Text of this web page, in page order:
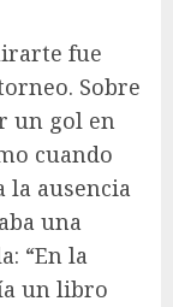
fue
Sobre
un gol en
cuando
la ausencia
una
“En la
un libro